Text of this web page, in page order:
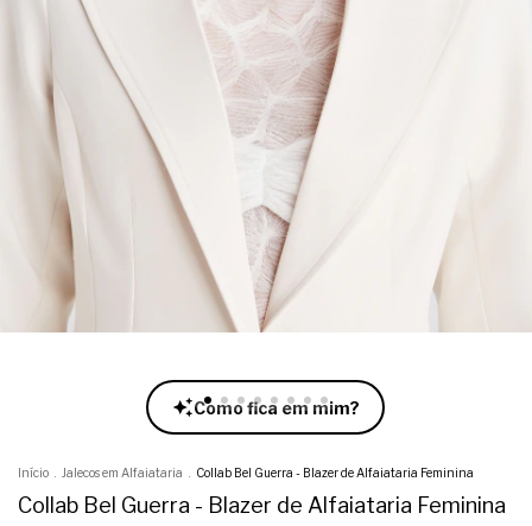
Como fica em mim?
Início Jalecos em Alfaiataria Collab Bel Guerra - Blazer de Alfaiataria Feminina
Collab Bel Guerra - Blazer de Alfaiataria Feminina